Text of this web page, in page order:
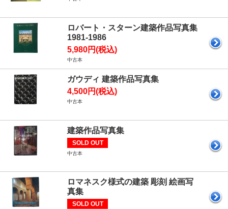
ロバート・スターン建築作品写真集
1981-1986
5,980円(税込)
中古本
ガウディ 建築作品写真集
4,500円(税込)
中古本
建築作品写真集
SOLD OUT
中古本
ロマネスク様式の建築 彫刻 絵画写
真集
SOLD OUT